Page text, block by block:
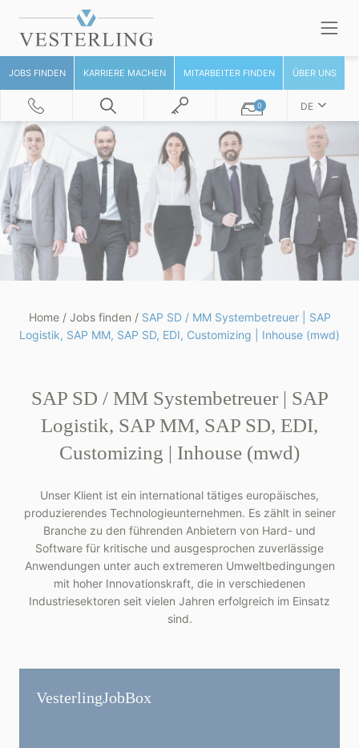
JOBS FINDEN KARRIERE MACHEN MITARBEITER FINDEN ÜBER UNS
0 DE
Home/ Jobs finden / SAP SD / MM Systembetreuer | SAP
Logistik, SAP MM, SAP SD, EDI, Customizing | Inhouse (mwd)
SAP SD / MM Systembetreuer | SAP
Logistik, SAP MM, SAP SD, EDI,
Customizing | Inhouse (mwd)
Unser Klient ist ein international tätiges europäisches,
produzierendes Technologieunternehmen. Es zählt in seiner
Branche zu den führenden Anbietern von Hard- und
Software für kritische und ausgesprochen zuverlässige
Anwendungen unter auch extremeren Umweltbedingungen
mit hoher Innovationskraft, die in verschiedenen
Industriesektoren seit vielen Jahren erfolgreich im Einsatz
sind.
Vesterling­JobBox